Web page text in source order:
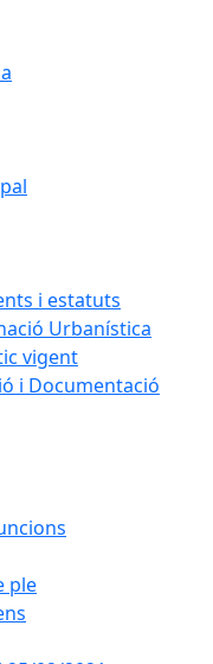
i estatuts
Urbanística
vigent
i Documentació
ple